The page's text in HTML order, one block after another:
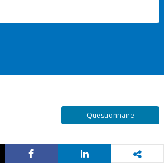
Questionnaire